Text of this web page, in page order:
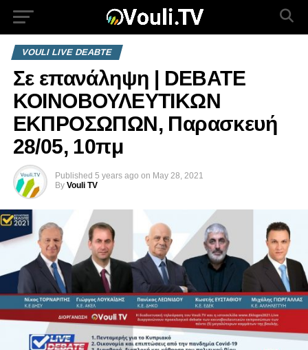
VOULI LIVE DEABTE
Σε επανάληψη | DEBATE
ΚΟΙΝΟΒΟΥΛΕΥΤΙΚΩΝ
ΕΚΠΡΟΣΩΠΩΝ, Παρασκευή
28/05, 10πμ
Published 5 years ago on May 28, 2021
By Vouli TV